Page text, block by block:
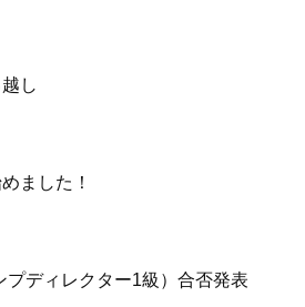
し
ました！
プディレクター1級）合否発表